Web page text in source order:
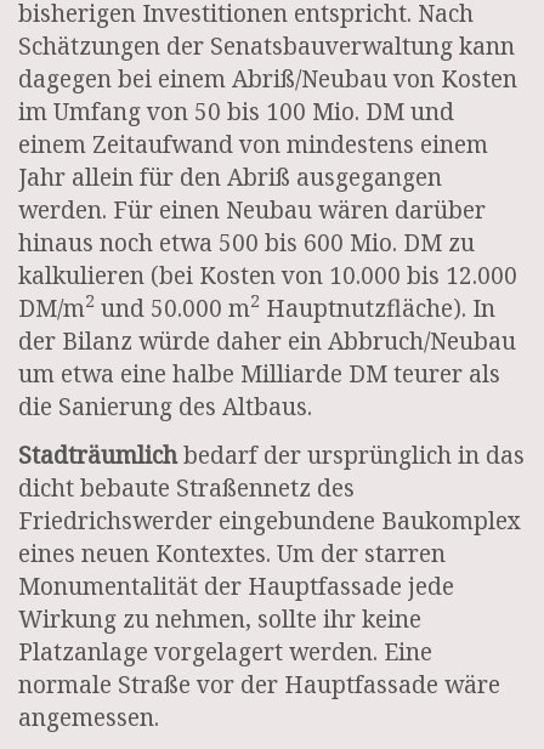
bisherigen Investitionen entspricht. Nach
Schätzungen der Senatsbauverwaltung kann
dagegen bei einem Abriß/Neubau von Kosten
im Umfang von 50 bis 100 Mio. DM und
einem Zeitaufwand von mindestens einem
Jahr allein für den Abriß ausgegangen
werden. Für einen Neubau wären darüber
hinaus noch etwa 500 bis 600 Mio. DM zu
kalkulieren (bei Kosten von 10.000 bis 12.000
DM/m2 und 50.000 m2 Hauptnutzfläche). In
der Bilanz würde daher ein Abbruch/Neubau
um etwa eine halbe Milliarde DM teurer als
die Sanierung des Altbaus.
Stadträumlichbedarf der ursprünglich in das
dicht bebaute Straßennetz des
Friedrichswerder eingebundene Baukomplex
eines neuen Kontextes. Um der starren
Monumentalität der Hauptfassade jede
Wirkung zu nehmen, sollte ihr keine
Platzanlage vorgelagert werden. Eine
normale Straße vor der Hauptfassade wäre
angemessen.